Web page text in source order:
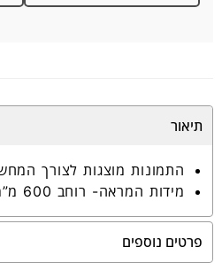
תיאור
התמונות מוצגות לצורך
מידות המראה- רוחב 600 מ”מ אורך 900 מ”מ.
פרטים נוספים